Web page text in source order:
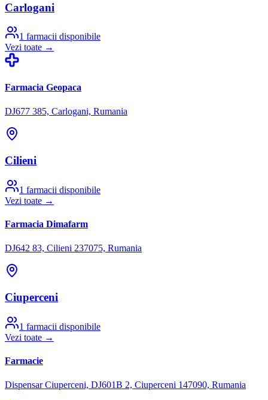
Carlogani
1 farmacii disponibile
Vezi toate →
Farmacia Geopaca
DJ677 385, Carlogani, Rumania
Cilieni
1 farmacii disponibile
Vezi toate →
Farmacia Dimafarm
DJ642 83, Cilieni 237075, Rumania
Ciuperceni
1 farmacii disponibile
Vezi toate →
Farmacie
Dispensar Ciuperceni, DJ601B 2, Ciuperceni 147090, Rumania